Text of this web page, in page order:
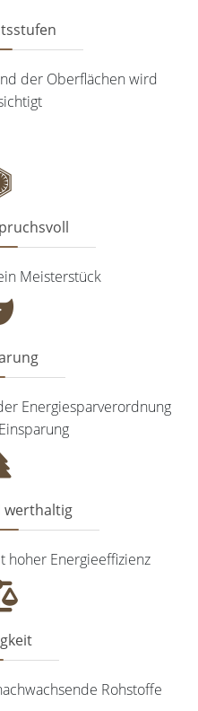
der Oberflächen wird
Meisterstück
Energiesparverordnung
werthaltig
hoher Energieeffizienz
Rohstoffe